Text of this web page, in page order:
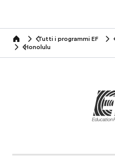
home Tutti i programmi EF
Honolulu